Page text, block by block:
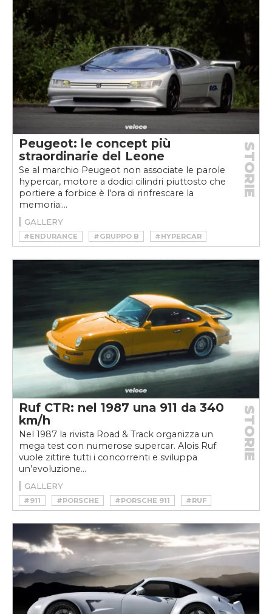
#SPEEDTAIL
Peugeot: le concept più
straordinarie del Leone
Se al marchio Peugeot non associate le parole
hypercar, motore a dodici cilindri piuttosto che
portiere a forbice è l'ora di rinfrescare la
memoria:...
STORIE
GALLERY
#ENDURANCE #GRUPPO B
#HYPERCAR
#LE MANS
#LIONCLANWEEK
#PEUGEOT
#PEUGEOT 907 V12
#PEUGEOT 908 RC CONCEPT
#V12 #V12 TDI
Ruf CTR: nel 1987 una 911 da 340
km/h
Nel 1987 la rivista Road & Track organizza un
mega test con numerose supercar. Alois Ruf
vuole zittire tutti i concorrenti e sviluppa
un’evoluzione...
STORIE
GALLERY
#911 #PORSCHE #PORSCHE 911
#RUF
#RUF CTR
#RUF CTR YELLOWBIRD
#YELLOWBIRD